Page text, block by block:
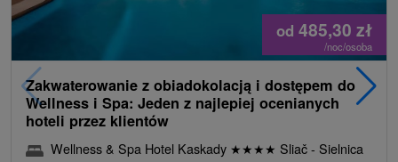
od 485,30 zł
/noc/osoba
Zakwaterowanie z obiadokolacją i dostępem do
Wellness i Spa: Jeden z najlepiej ocenianych
hoteli przez klientów
Wellness & Spa Hotel Kaskady ★★★★ Sliač - Sielnica